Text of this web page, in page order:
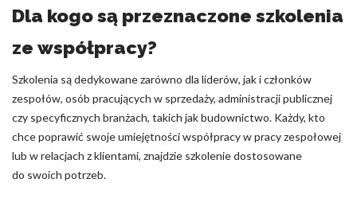
Dla kogo są przeznaczone szkolenia
ze współpracy?
Szkolenia są dedykowane zarówno dla liderów, jak i członków
zespołów, osób pracujących w sprzedaży, administracji publicznej
czy specyficznych branżach, takich jak budownictwo. Każdy, kto
chce poprawić swoje umiejętności współpracy w pracy zespołowej
lub w relacjach z klientami, znajdzie szkolenie dostosowane
do swoich potrzeb.